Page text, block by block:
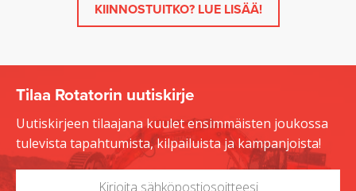
KIINNOSTUITKO? LUE LISÄÄ!
Tilaa Rotatorin uutiskirje
Uutiskirjeen tilaajana kuulet ensimmäisten joukossa
tulevista tapahtumista, kilpailuista ja kampanjoista!